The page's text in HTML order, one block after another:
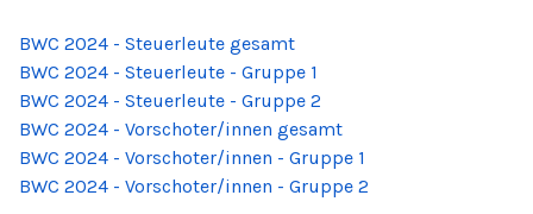
BWC 2024 - Steuerleute gesamt
BWC 2024 - Steuerleute - Gruppe 1
BWC 2024 - Steuerleute - Gruppe 2
BWC 2024 - Vorschoter/innen gesamt
BWC 2024 - Vorschoter/innen - Gruppe 1
BWC 2024 - Vorschoter/innen - Gruppe 2